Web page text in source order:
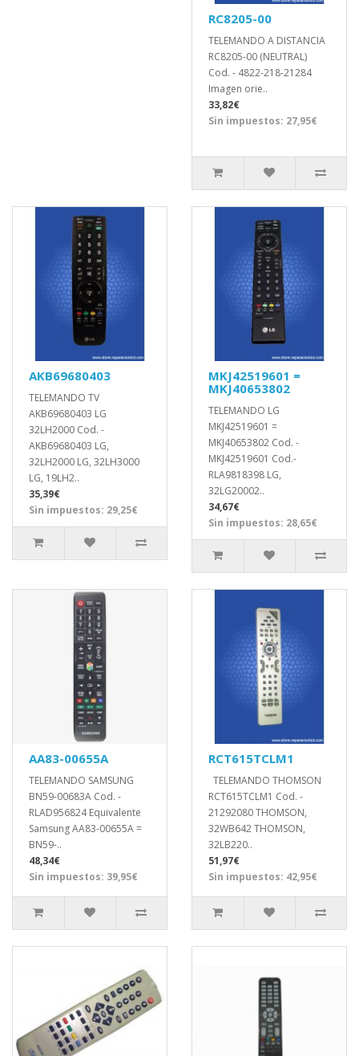
RC8205-00
TELEMANDO A DISTANCIA
RC8205-00 (NEUTRAL)
Cod. - 4822-218-21284
Imagen orie..
33,82€
Sin impuestos: 27,95€
AKB69680403
TELEMANDO TV
AKB69680403 LG
32LH2000 Cod. -
AKB69680403 LG,
32LH2000 LG, 32LH3000
LG, 19LH2..
35,39€
Sin impuestos: 29,25€
MKJ42519601 =
MKJ40653802
TELEMANDO LG
MKJ42519601 =
MKJ40653802 Cod. -
MKJ42519601 Cod.-
RLA9818398 LG,
32LG20002..
34,67€
Sin impuestos: 28,65€
AA83-00655A
TELEMANDO SAMSUNG
BN59-00683A Cod. -
RLAD956824 Equivalente
Samsung AA83-00655A =
BN59-..
48,34€
Sin impuestos: 39,95€
RCT615TCLM1
TELEMANDO THOMSON
RCT615TCLM1 Cod. -
21292080 THOMSON,
32WB642 THOMSON,
32LB220..
51,97€
Sin impuestos: 42,95€